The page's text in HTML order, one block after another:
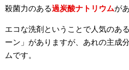
殺菌力のある過炭酸ナトリウムが
エコな洗剤ということで人気のあ
ーン」がありますが、あれの主成
ムです。